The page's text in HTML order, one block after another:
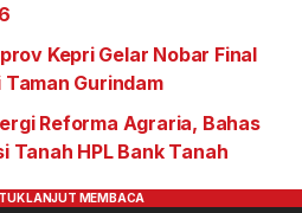
Kepri Gelar Nobar Final
Taman Gurindam
Reforma Agraria, Bahas
Tanah HPL Bank Tanah